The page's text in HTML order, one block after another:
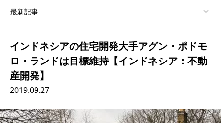
最新記事
インドネシアの住宅開発大手アグン・ポドモ
ロ・ランドは目標維持【インドネシア：不動
産開発】
2019.09.27